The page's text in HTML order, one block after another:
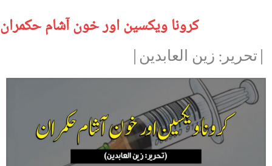
کرونا ویکسین اور خون آشام حکمران
|تحریر: زین العابدین|